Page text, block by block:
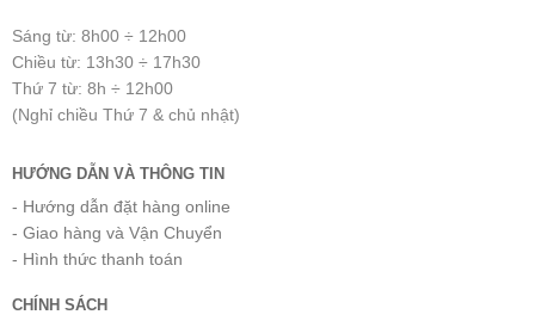
Sáng từ: 8h00 ÷ 12h00
Chiều từ: 13h30 ÷ 17h30
Thứ 7 từ: 8h ÷ 12h00
(Nghỉ chiều Thứ 7 & chủ nhật)
HƯỚNG DẪN VÀ THÔNG TIN
- Hướng dẫn đặt hàng online
- Giao hàng và Vận Chuyển
- Hình thức thanh toán
CHÍNH SÁCH